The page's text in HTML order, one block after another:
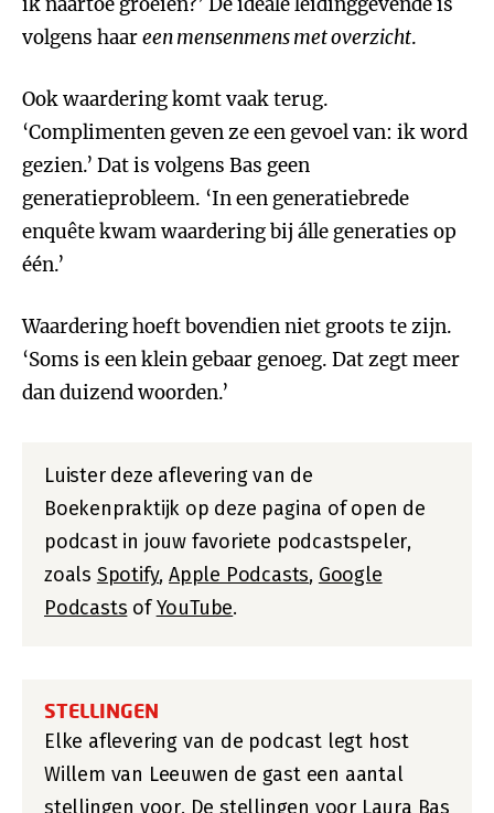
volgens haareen mensenmens met overzicht.
Ook waardering komt vaak terug.
‘Complimenten geven ze een gevoel van: ik word
gezien.’ Dat is volgens Bas geen
generatieprobleem. ‘In een generatiebrede
enquête kwam waardering bij álle generaties op
één.’
Waardering hoeft bovendien niet groots te zijn.
‘Soms is een klein gebaar genoeg. Dat zegt meer
dan duizend woorden.’
Luister deze aflevering van de
Boekenpraktijk op deze pagina of open de
podcast in jouw favoriete podcastspeler,
zoals Spotify,Apple Podcasts, Google
Podcasts ofYouTube.
STELLINGEN
Elke aflevering van de podcast legt host
Willem van Leeuwen de gast een aantal
stellingen voor. De stellingen voor Laura Bas